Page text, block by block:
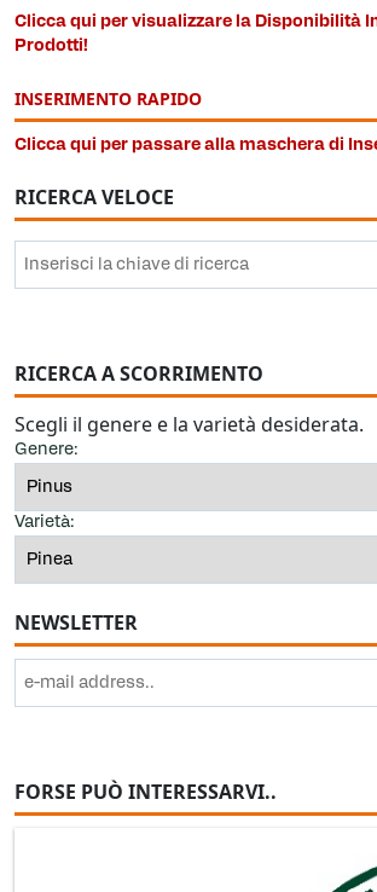
Clicca qui per visualizzare la Disponibilità
Prodotti!
INSERIMENTO RAPIDO
Clicca qui per passare alla maschera di
RICERCA VELOCE
RICERCA A SCORRIMENTO
Scegli il genere e la varietà desiderata.
Genere:
Varietà:
NEWSLETTER
FORSE PUÒ INTERESSARVI..